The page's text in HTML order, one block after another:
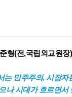
형(전,국립외교원장
는 민주주의, 시장자
나 시대가 흐르면서